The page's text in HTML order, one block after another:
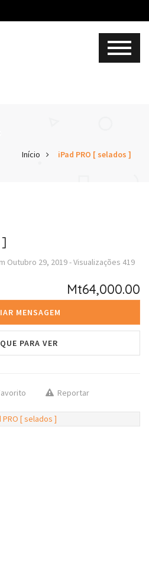
Início iPad PRO [ selados ]
]
Outubro 29, 2019-Visualizações 419
Mt64,000.00
MENSAGEM
PARA VER
Reportar